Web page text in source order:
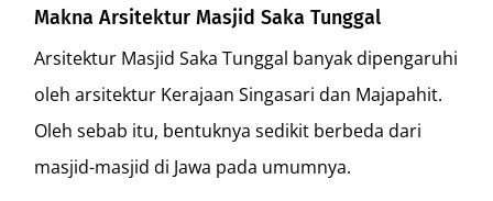
Makna Arsitektur Masjid Saka Tunggal
Arsitektur Masjid Saka Tunggal banyak dipengaruhi
oleh arsitektur Kerajaan Singasari dan Majapahit.
Oleh sebab itu, bentuknya sedikit berbeda dari
masjid-masjid di Jawa pada umumnya.